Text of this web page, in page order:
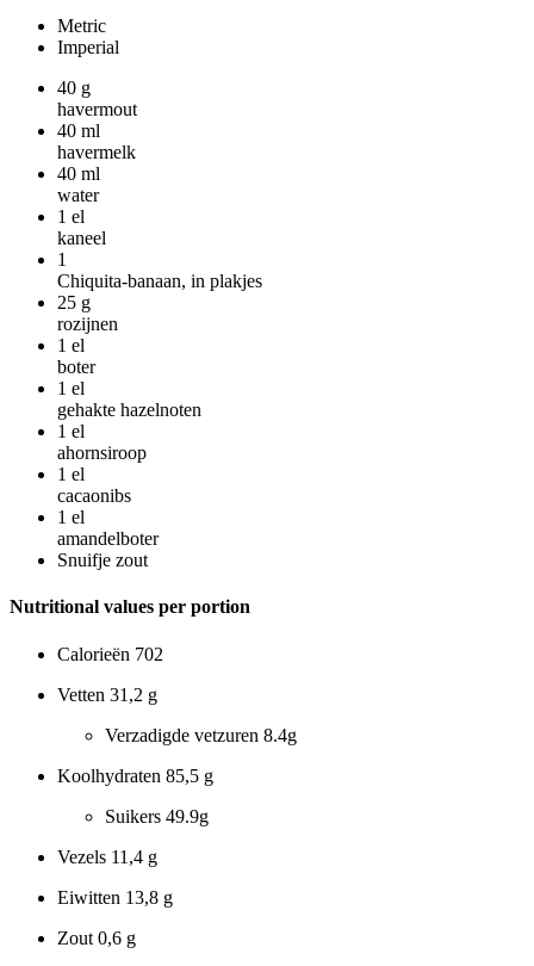
Metric
Imperial
40 g
havermout
40 ml
havermelk
40 ml
water
1 el
kaneel
1
Chiquita-banaan, in plakjes
25 g
rozijnen
1 el
boter
1 el
gehakte hazelnoten
1 el
ahornsiroop
1 el
cacaonibs
1 el
amandelboter
Snuifje zout
Nutritional values per portion
Calorieën 702
Vetten 31,2 g
Verzadigde vetzuren 8.4g
Koolhydraten 85,5 g
Suikers 49.9g
Vezels 11,4 g
Eiwitten 13,8 g
Zout 0,6 g